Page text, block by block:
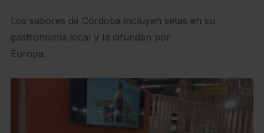
Los sabores de Córdoba incluyen setas en su
gastronomía local y la difunden por
Europa.